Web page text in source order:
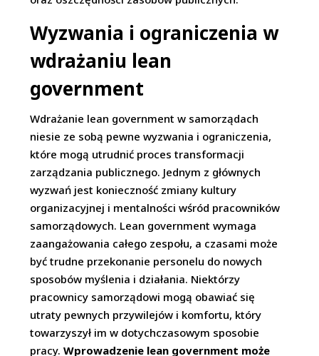
Wyzwania i ograniczenia w
wdrażaniu lean
government
Wdrażanie lean government w samorządach
niesie ze sobą pewne wyzwania i ograniczenia,
które mogą utrudnić proces transformacji
zarządzania publicznego. Jednym z głównych
wyzwań jest konieczność zmiany kultury
organizacyjnej i mentalności wśród pracowników
samorządowych. Lean government wymaga
zaangażowania całego zespołu, a czasami może
być trudne przekonanie personelu do nowych
sposobów myślenia i działania. Niektórzy
pracownicy samorządowi mogą obawiać się
utraty pewnych przywilejów i komfortu, który
towarzyszył im w dotychczasowym sposobie
pracy.Wprowadzenie lean government może